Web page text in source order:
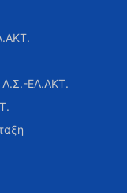
Λ.Σ.-ΕΛ.ΑΚΤ.